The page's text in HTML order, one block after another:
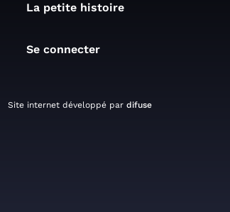
La petite histoire
Se connecter
Site internet développé par difuse